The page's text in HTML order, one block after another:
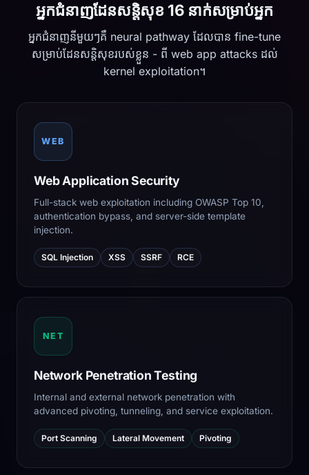
អ្នកជំនាញដែនសន្តិសុខ 16 នាក់សម្រាប់អ្នក
អ្នកជំនាញនីមួយៗគឺ neural pathway ដែលបាន fine-tune
សម្រាប់ដែនសន្តិសុខរបស់ខ្លួន - ពី web app attacks ដល់
kernel exploitation។
WEB
Web Application Security
Full-stack web exploitation including OWASP Top 10,
authentication bypass, and server-side template
injection.
SQL Injection XSS SSRF RCE
NET
Network Penetration Testing
Internal and external network penetration with
advanced pivoting, tunneling, and service exploitation.
Port Scanning Lateral Movement Pivoting